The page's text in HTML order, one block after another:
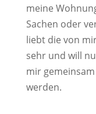
meine
Sachen oder
liebt die von
sehr und will
mir
werden.